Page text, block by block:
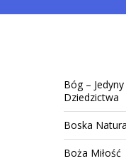
Bóg –
Dziedzictwa
Boska
Boża Miłość